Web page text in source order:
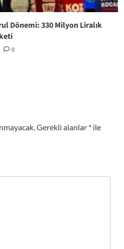
Dönemi: 330 Milyon Liralık
0
Gerekli alanlar *ile